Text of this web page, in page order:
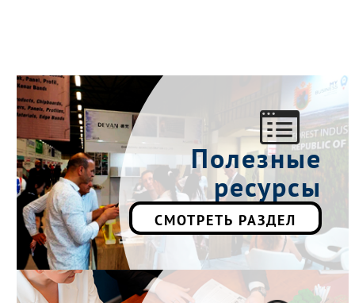
Полезные
ресурсы
СМОТРЕТЬ РАЗДЕЛ